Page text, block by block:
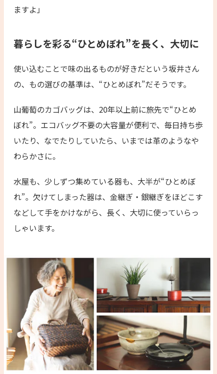
ますよ」
暮らしを彩る“ひとめぼれ”を長く、大切に
使い込むことで味の出るものが好きだという坂井さん
の、もの選びの基準は、“ひとめぼれ”だそうです。
山葡萄のカゴバッグは、20年以上前に旅先で“ひとめ
ぼれ”。エコバッグ不要の大容量が便利で、毎日持ち歩
いたり、なでたりしていたら、いまでは革のようなや
わらかさに。
水屋も、少しずつ集めている器も、大半が“ひとめぼ
れ”。欠けてしまった器は、金継ぎ・銀継ぎをほどこす
などして手をかけながら、長く、大切に使っていらっ
しゃいます。